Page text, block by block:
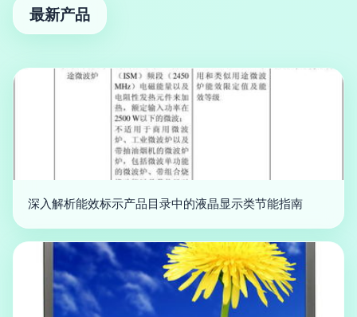
最新产品
深入解析能效标示产品目录中的液晶显示类节能指南